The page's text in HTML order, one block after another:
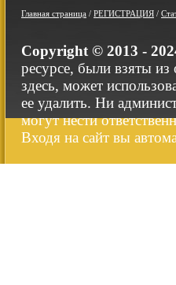
Главная страница / РЕГИСТРАЦИЯ /
Copyright © 2013 -
ресурсе, были взяты
здесь, может
ее удалить. Ни
могут нести
Входя на сайт вы